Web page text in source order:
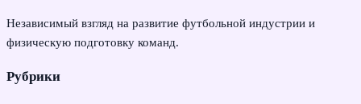
Независимый взгляд на развитие футбольной индустрии и
физическую подготовку команд.
Рубрики